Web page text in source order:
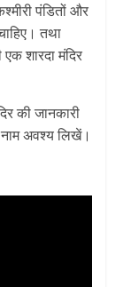
पंडितों और
तथा
शारदा मंदिर
की जानकारी
अवश्य लिखें।